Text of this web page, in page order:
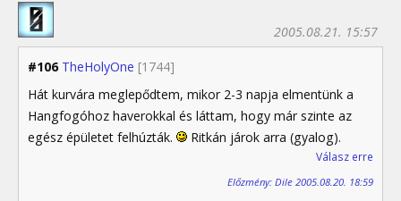
#106 TheHolyOne [1744]
2005.08.21. 15:57
Hát kurvára meglepődtem, mikor 2-3 napja elmentünk a
Hangfogóhoz haverokkal és láttam, hogy már szinte az
egész épületet felhúzták.
Ritkán járok arra (gyalog).
Válasz erre
Előzmény: Dile 2005.08.20. 18:59